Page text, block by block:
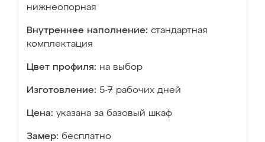
нижнеопорная
Внутреннее наполнение: стандартная
комплектация
Цвет профиля: на выбор
Изготовление: 5-7 рабочих дней
Цена: указана за базовый шкаф
Замер: бесплатно